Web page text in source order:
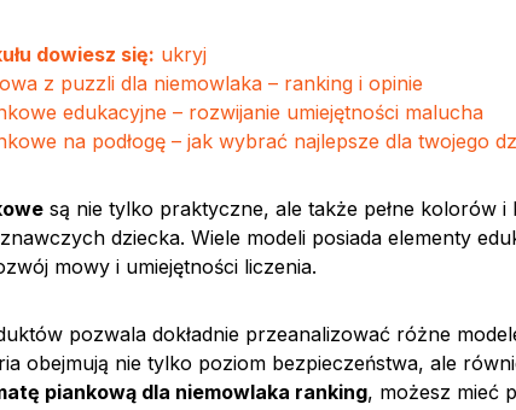
dowiesz się: ukryj
z puzzli dla niemowlaka – ranking i opinie
edukacyjne – rozwijanie umiejętności malucha
na podłogę – jak wybrać najlepsze dla twojego
są nie tylko praktyczne, ale także pełne kolorów i
dziecka. Wiele modeli posiada elementy
mowy i umiejętności liczenia.
pozwala dokładnie przeanalizować różne
obejmują nie tylko poziom bezpieczeństwa, ale
piankową dla niemowlaka ranking, możesz mieć